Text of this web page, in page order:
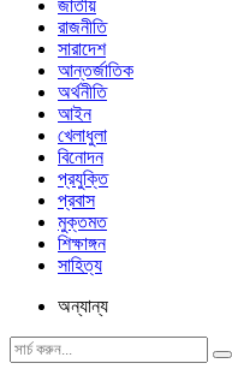
জাতীয়
রাজনীতি
সারাদেশ
আন্তর্জাতিক
অর্থনীতি
আইন
খেলাধুলা
বিনোদন
প্রযুক্তি
প্রবাস
মুক্তমত
শিক্ষাঙ্গন
সাহিত্য
অন্যান্য